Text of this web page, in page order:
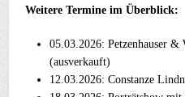
Weitere Termine im Überblick:
05.03.2026: Petzenhauser &
(ausverkauft)
12.03.2026: Constanze